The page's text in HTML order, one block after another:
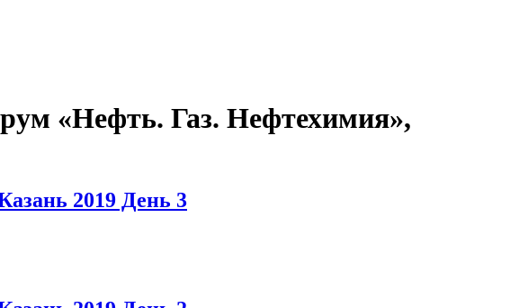
«Нефть. Газ. Нефтехимия»,
2019 День 3